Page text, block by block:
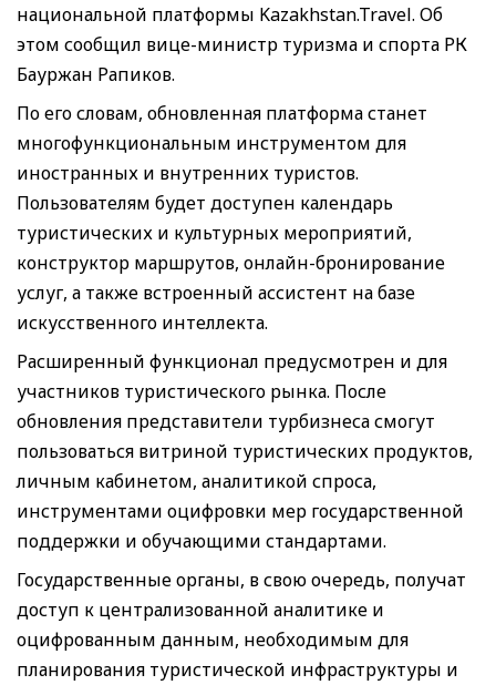
национальной платформы Kazakhstan.Travel. Об
этом сообщил вице-министр туризма и спорта РК
Бауржан Рапиков.
По его словам, обновленная платформа станет
многофункциональным инструментом для
иностранных и внутренних туристов.
Пользователям будет доступен календарь
туристических и культурных мероприятий,
конструктор маршрутов, онлайн-бронирование
услуг, а также встроенный ассистент на базе
искусственного интеллекта.
Расширенный функционал предусмотрен и для
участников туристического рынка. После
обновления представители турбизнеса смогут
пользоваться витриной туристических продуктов,
личным кабинетом, аналитикой спроса,
инструментами оцифровки мер государственной
поддержки и обучающими стандартами.
Государственные органы, в свою очередь, получат
доступ к централизованной аналитике и
оцифрованным данным, необходимым для
планирования туристической инфраструктуры и